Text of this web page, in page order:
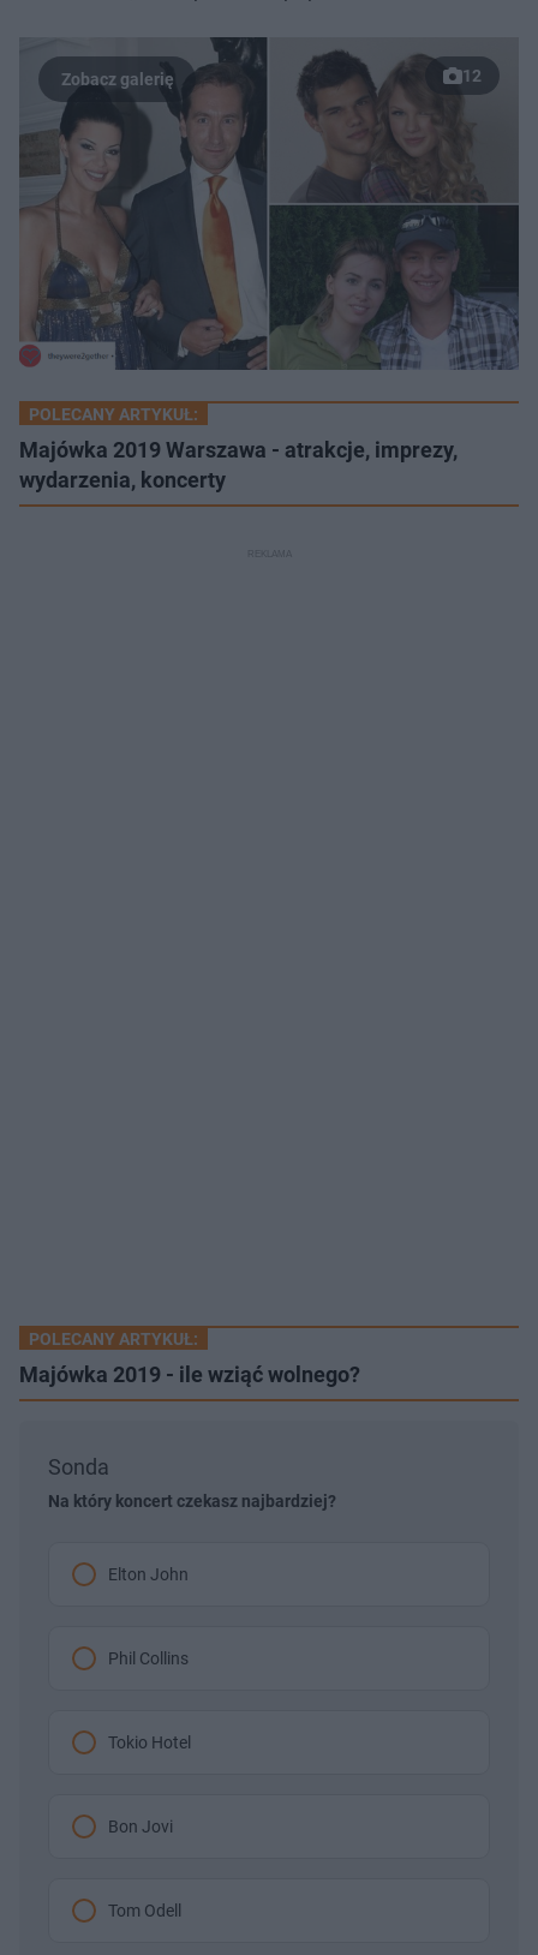
12
POLECANY ARTYKUŁ:
Majówka 2019 Warszawa - atrakcje, imprezy,
wydarzenia, koncerty
POLECANY ARTYKUŁ:
Majówka 2019 - ile wziąć wolnego?
Sonda
Na który koncert czekasz najbardziej?
Elton John
Phil Collins
Tokio Hotel
Bon Jovi
Tom Odell